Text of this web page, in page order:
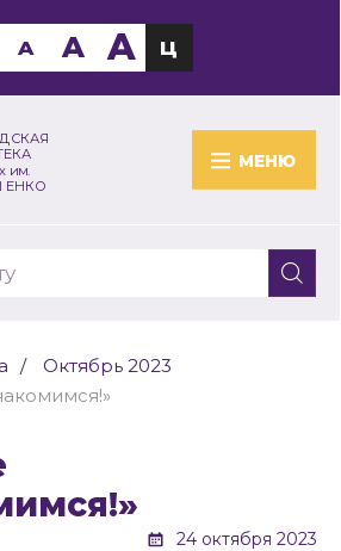
им.
МЕНЮ
A A A Ц
Октябрь 2023
24 октября 2023